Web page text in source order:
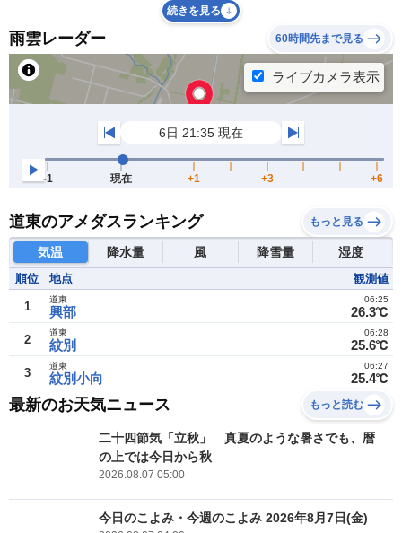
続きを見る
雨雲レーダー 60時間先まで見る
道東のアメダスランキング もっと見る
気温 降水量 風 降雪量 湿度
順位 地点 観測値
1 興部
道東
26.3℃
06:25
2 紋別
道東
25.6℃
06:28
3 紋別小向
道東
25.4℃
06:27
最新のお天気ニュース もっと読む
二十四節気「立秋」 真夏のような暑さでも、暦
の上では今日から秋
2026.08.07 05:00
今日のこよみ・今週のこよみ 2026年8月7日(金)